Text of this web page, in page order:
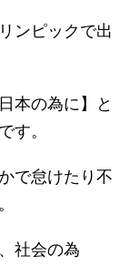
ンピックで出
本の為に】と
す。
で怠けたり不
社会の為